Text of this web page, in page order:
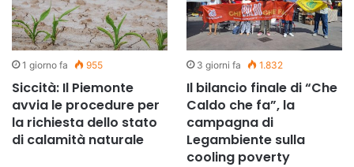
1 giorno fa 955
Siccità: Il Piemonte
avvia le procedure per
la richiesta dello stato
di calamità naturale
3 giorni fa 1.832
Il bilancio finale di “Che
Caldo che fa”, la
campagna di
Legambiente sulla
cooling poverty